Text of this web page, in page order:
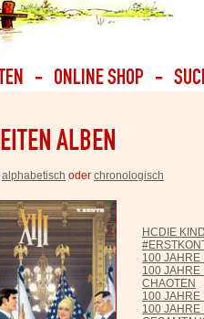
alphabetisch oder chronologisch
HCDIE
100 JAHRE
100 JAHRE
CHAOTEN
100 JAHRE
100 JAHRE